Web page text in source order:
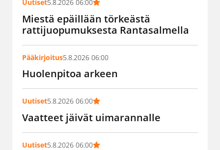
Uutiset5.8.2026 06:00
Miestä epäillään törkeästä
rattijuopumuksesta Rantasalmella
Pääkirjoitus5.8.2026 06:00
Huolenpitoa arkeen
Uutiset5.8.2026 06:00
Vaatteet jäivät uimarannalle
Uutiset5.8.2026 06:00